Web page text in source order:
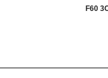
F60